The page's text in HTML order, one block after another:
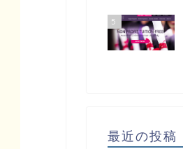
5
最近の投稿